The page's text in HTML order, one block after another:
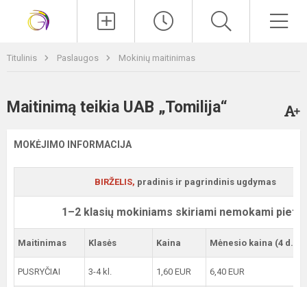
Titulinis Paslaugos Mokinių maitinimas
Maitinimą teikia UAB „Tomilija“
MOKĖJIMO INFORMACIJA
BIRŽELIS, pradinis ir pagrindinis ugdymas
1–2 klasių mokiniams skiriami nemokami
Maitinimas Klasės Kaina Mėnesio kaina (4 d.)
PUSRYČIAI 3-4 kl. 1,60 EUR 6,40 EUR